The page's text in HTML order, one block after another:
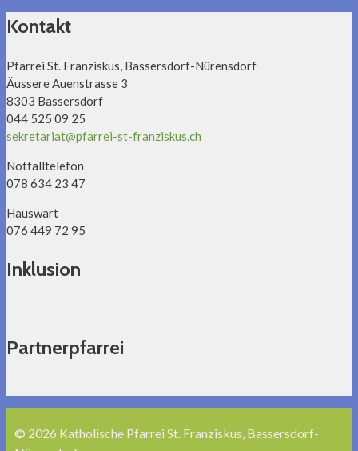
Kontakt
Pfarrei St. Franziskus, Bassersdorf-Nürensdorf
Äussere Auenstrasse 3
8303 Bassersdorf
044 525 09 25
sekretariat@pfarrei-st-franziskus.ch
Notfalltelefon
078 634 23 47
Hauswart
076 449 72 95
Inklusion
Partnerpfarrei
© 2026 Katholische Pfarrei St. Franziskus, Bassersdorf-